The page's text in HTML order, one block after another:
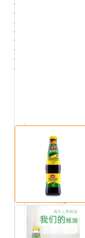
Kontaktai
Pristatymas
D.U.K
Pagrindinis
Parduotuvė